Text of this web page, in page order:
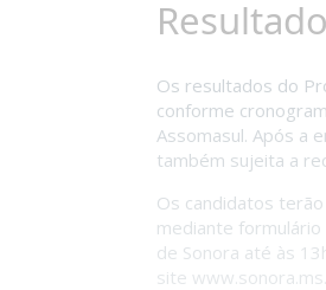
Os resultados do
conforme
Assomasul. Após a
também sujeita a
Os candidatos terão
mediante
de Sonora até às
site